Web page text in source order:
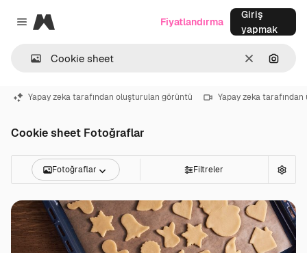
Close menu
Magnific
Temizlemek
Fiyatlandırma
Giriş
yapmak
Yapay zeka tarafından oluşturulan görüntü Yapay zeka
Cookie sheet Fotoğraflar
Fotoğraflar Filtreler